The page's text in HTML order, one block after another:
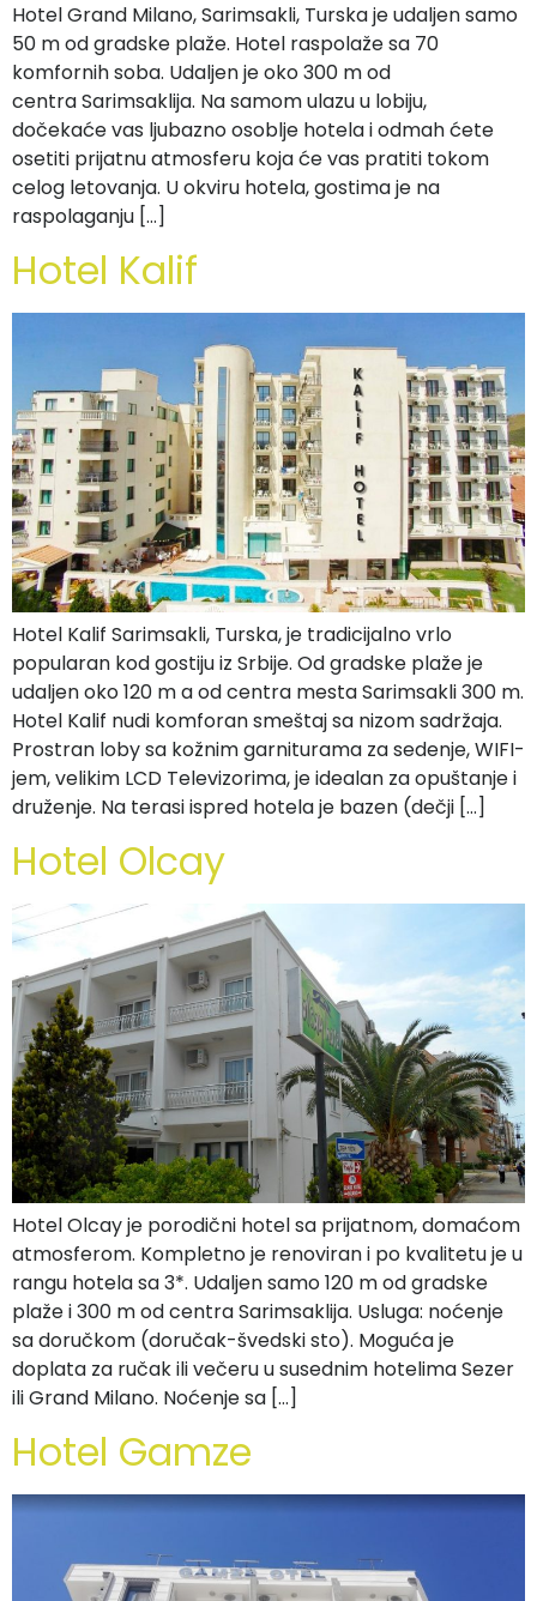
Hotel Grand Milano, Sarimsakli, Turska je udaljen samo
50 m od gradske plaže. Hotel raspolaže sa 70
komfornih soba. Udaljen je oko 300 m od
centra Sarimsaklija. Na samom ulazu u lobiju,
dočekaće vas ljubazno osoblje hotela i odmah ćete
osetiti prijatnu atmosferu koja će vas pratiti tokom
celog letovanja. U okviru hotela, gostima je na
raspolaganju […]
Hotel Kalif
Hotel Kalif Sarimsakli, Turska, je tradicijalno vrlo
popularan kod gostiju iz Srbije. Od gradske plaže je
udaljen oko 120 m a od centra mesta Sarimsakli 300 m.
Hotel Kalif nudi komforan smeštaj sa nizom sadržaja.
Prostran loby sa kožnim garniturama za sedenje, WIFI-
jem, velikim LCD Televizorima, je idealan za opuštanje i
druženje. Na terasi ispred hotela je bazen (dečji […]
Hotel Olcay
Hotel Olcay je porodični hotel sa prijatnom, domaćom
atmosferom. Kompletno je renoviran i po kvalitetu je u
rangu hotela sa 3*. Udaljen samo 120 m od gradske
plaže i 300 m od centra Sarimsaklija. Usluga: noćenje
sa doručkom (doručak-švedski sto). Moguća je
doplata za ručak ili večeru u susednim hotelima Sezer
ili Grand Milano. Noćenje sa […]
Hotel Gamze